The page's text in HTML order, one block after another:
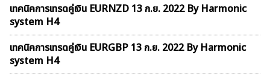
เทคนิคการเทรดคู่เงิน EURNZD 13 ก.ย. 2022 By Harmonic
system H4
เทคนิคการเทรดคู่เงิน EURGBP 13 ก.ย. 2022 By Harmonic
system H4